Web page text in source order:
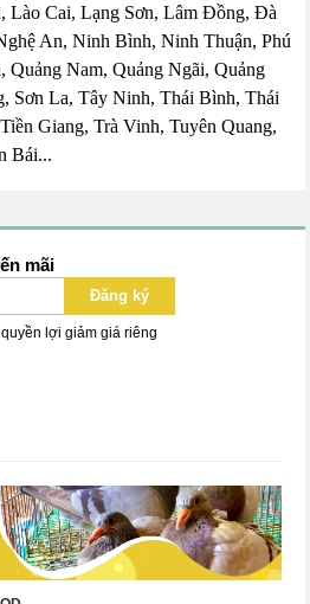
Lào Cai, Lạng Sơn, Lâm Đồng, Đà
An, Ninh Bình, Ninh Thuận, Phú
Quảng Nam, Quảng Ngãi, Quảng
Sơn La, Tây Ninh, Thái Bình, Thái
Giang, Trà Vinh, Tuyên Quang,
Bái...
mãi
Đăng ký
lợi giảm giá riêng